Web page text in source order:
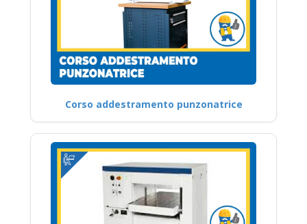
Corso addestramento punzonatrice